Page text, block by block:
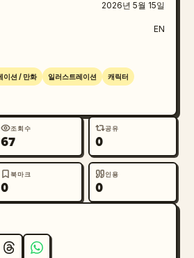
배경. 기사가 작은 흰색 트레이
젓가락으로 들어 올리고 있습니다.
로 코를 잡고, 땀을 뻘뻘 흘리며
에 질려 입을 벌리고 있습니다.
폭발형 말풍선을 포함하세요: 왼
만화 레터링을 사용하고 다음 대
세요:
선: 「これがカレーね」, 「う
たけど、食べたら美味しい」,
的な甘さ…」, 「口の中でとろけ
「ここは天国？天国なの？」.
말풍선: 「うっ…くっさーー
2026년 5월 15일
EN
이션 / 만화 일러스트레이션 캐릭터
조회수
67
공유
0
북마크
0
인용
0